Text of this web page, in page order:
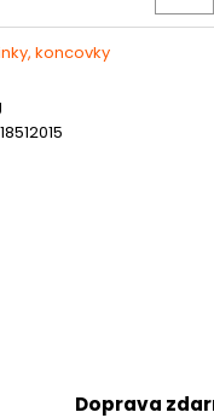
koncovky
Doprava